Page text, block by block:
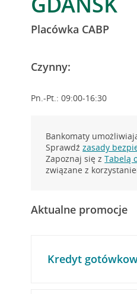
Placówka CABP
Czynny:
Pn.-Pt.: 09:00-16:30
Bankomaty
Sprawdźzasady
Zapoznaj się zTabelą
związane z
Aktualne promocje
Kredyt